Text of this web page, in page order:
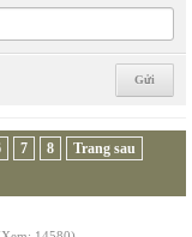
7 8
Trang sau